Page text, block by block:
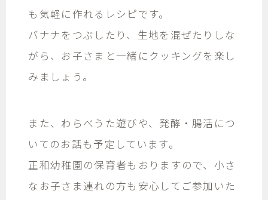
も気軽に作れるレシピです。
バナナをつぶしたり、生地を混ぜたりしな
がら、お子さまと一緒にクッキングを楽し
みましょう。
また、わらべうた遊びや、発酵・腸活につ
いてのお話も予定しています。
正和幼稚園の保育者もおりますので、小さ
なお子さま連れの方も安心してご参加いた